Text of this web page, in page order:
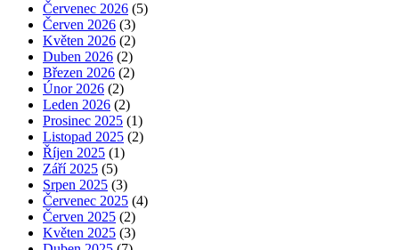
Červenec 2026 (5)
Červen 2026 (3)
Květen 2026 (2)
Duben 2026 (2)
Březen 2026 (2)
Únor 2026 (2)
Leden 2026 (2)
Prosinec 2025 (1)
Listopad 2025 (2)
Říjen 2025 (1)
Září 2025 (5)
Srpen 2025 (3)
Červenec 2025 (4)
Červen 2025 (2)
Květen 2025 (3)